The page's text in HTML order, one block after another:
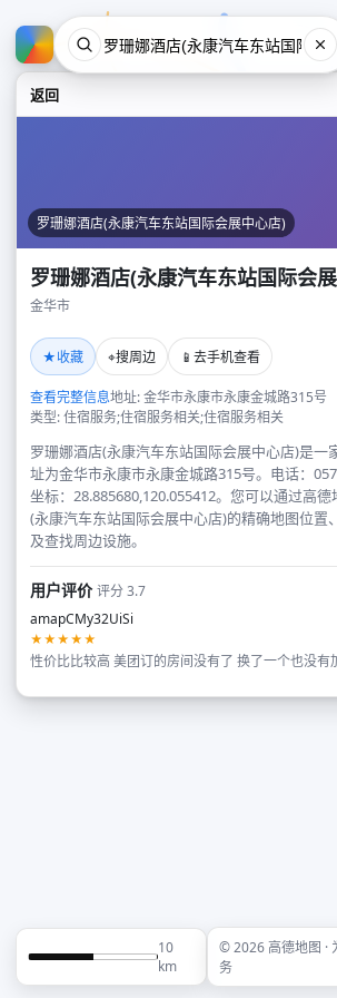
返回
罗珊娜酒店(永康汽车东站国际会展中心店)
罗珊娜酒店(永康汽车东站国际会
金华市
★收藏 ⌖搜周边 📱 去手机查看
查看完整信息地址: 金华市永康市永康金城路315号
类型: 住宿服务;住宿服务相关;住宿服务相关
罗珊娜酒店(永康汽车东站国际会展中心店)是一
址为金华市永康市永康金城路315号。电话：
坐标：28.885680,120.055412。您可以通过高
(永康汽车东站国际会展中心店)的精确地图位置
及查找周边设施。
用户评价评分 3.7
amapCMy32UiSi
★★★★★
性价比比较高 美团订的房间没有了 换了一个也没有
罗
10
km
© 2026 高德地图 ·
务